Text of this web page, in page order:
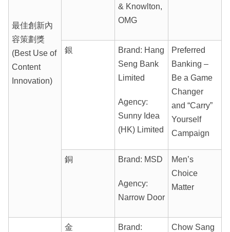
最佳創新內
容策劃獎
(Best Use of
Content
Innovation)
& Knowlton,
OMG
銀
Brand: Hang
Seng Bank
Limited
Agency:
Sunny Idea
(HK) Limited
Preferred
Banking –
Be a Game
Changer
and “Carry”
Yourself
Campaign
銅 Brand: MSD
Agency:
Narrow Door
Men’s
Choice
Matter
金
Brand:
Chow Sang